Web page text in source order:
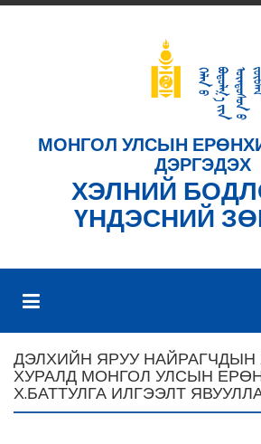
МОНГОЛ УЛСЫН
ДЭРГЭДЭХ
ХЭЛНИЙ
ҮНДЭСНИЙ
ДЭЛХИЙН ЯРУУ НАЙРАГЧДЫН
ХУРАЛД МОНГОЛ УЛСЫН
Х.БАТТУЛГА ИЛГЭЭЛТ